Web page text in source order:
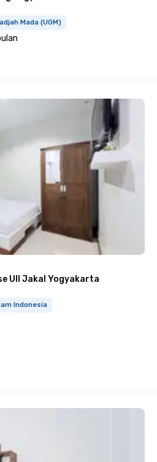
Mada (UGM)
UII Jakal Yogyakarta
Indonesia